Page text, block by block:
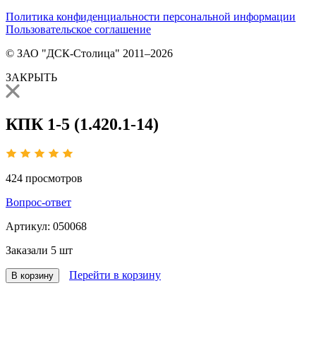
Политика конфиденциальности персональной информации
Пользовательское соглашение
© ЗАО "ДСК-Столица" 2011–2026
ЗАКРЫТЬ
КПК 1-5 (1.420.1-14)
424 просмотров
Вопрос-ответ
Артикул: 050068
Заказали 5 шт
В корзину Перейти в корзину